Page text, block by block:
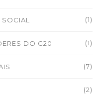
(1)
DO G20 (1)
(7)
(2)